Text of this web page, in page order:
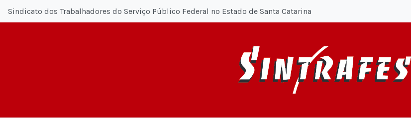
Sindicato dos Trabalhadores do Serviço Público Federal no Estado de Santa Catarina